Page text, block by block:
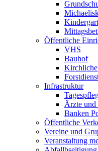
Öffentliche
VHS
Bauhof
Infrastruktur
Ärzte und
Banken
Öffentliche
Vereine und
Veranstaltung